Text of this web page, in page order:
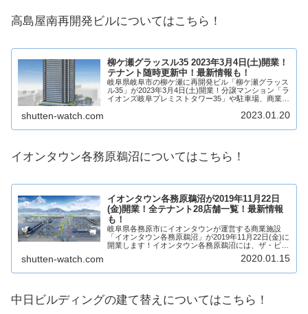
高島屋南再開発ビルについてはこちら！
柳ケ瀬グラッスル35 2023年3月4日(土)開業！
テナント随時更新中！最新情報も！
岐阜県岐阜市の柳ケ瀬に再開発ビル「柳ケ瀬グラッス
ル35」が2023年3月4日(土)開業！分譲マンション「ラ
イオンズ岐阜プレミストタワー35」や駐車場、商業施
20店舗出店！岐阜市中心市街地の一等...
shutten-watch.com 2023.01.20
イオンタウン各務原鵜沼についてはこちら！
イオンタウン各務原鵜沼が2019年11月22日
(金)開業！全テナント28店舗一覧！最新情報
も！
岐阜県各務原市にイオンタウンが運営する商業施設
「イオンタウン各務原鵜沼」が2019年11月22日(金)に
開業します！イオンタウン各務原鵜沼には、ザ・ビッ
グを核に様々なジャンルのテナントが28店舗が出店！
テナントは？アクセスは？そういった最新...
shutten-watch.com 2020.01.15
中日ビルディングの建て替えについてはこちら！